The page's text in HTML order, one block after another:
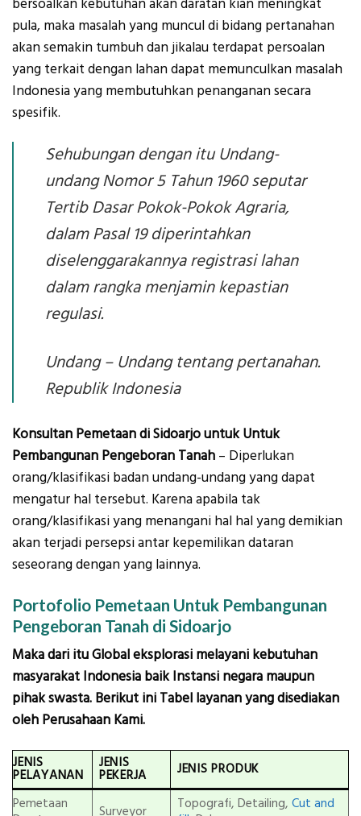
bersoalkan kebutuhan akan daratan kian meningkat
pula, maka masalah yang muncul di bidang pertanahan
akan semakin tumbuh dan jikalau terdapat persoalan
yang terkait dengan lahan dapat memunculkan masalah
Indonesia yang membutuhkan penanganan secara
spesifik.
Sehubungan dengan itu Undang-
undang Nomor 5 Tahun 1960 seputar
Tertib Dasar Pokok-Pokok Agraria,
dalam Pasal 19 diperintahkan
diselenggarakannya registrasi lahan
dalam rangka menjamin kepastian
regulasi.
Undang – Undang tentang pertanahan.
Republik Indonesia
Konsultan Pemetaan di Sidoarjo untuk Untuk
Pembangunan Pengeboran Tanah – Diperlukan
orang/klasifikasi badan undang-undang yang dapat
mengatur hal tersebut. Karena apabila tak
orang/klasifikasi yang menangani hal hal yang demikian
akan terjadi persepsi antar kepemilikan dataran
seseorang dengan yang lainnya.
Portofolio Pemetaan Untuk Pembangunan
Pengeboran Tanah di Sidoarjo
Maka dari itu Global eksplorasi melayani kebutuhan
masyarakat Indonesia baik Instansi negara maupun
pihak swasta. Berikut ini Tabel layanan yang disediakan
oleh Perusahaan Kami.
JENIS
PELAYANAN
JENIS
PEKERJA JENIS PRODUK
Pemetaan
Surveyor Topografi, Detailing, Cut and